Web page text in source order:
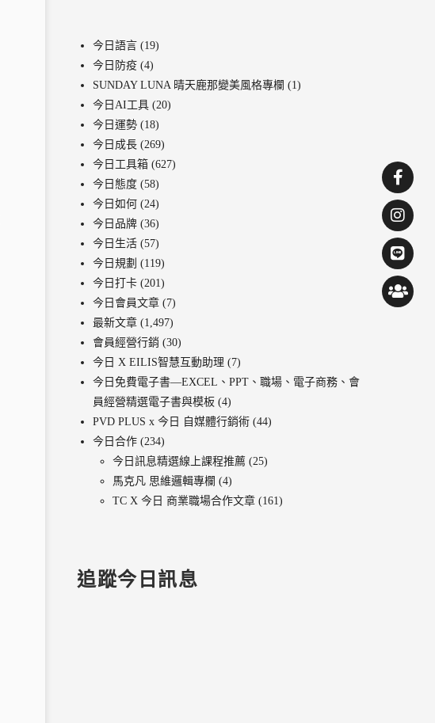
今日語言 (19)
今日防疫 (4)
SUNDAY LUNA 晴天鹿那變美風格專欄 (1)
今日AI工具 (20)
今日運勢 (18)
今日成長 (269)
今日工具箱 (627)
今日態度 (58)
今日如何 (24)
今日品牌 (36)
今日生活 (57)
今日規劃 (119)
今日打卡 (201)
今日會員文章 (7)
最新文章 (1,497)
會員經營行銷 (30)
今日 X EILIS智慧互動助理 (7)
今日免費電子書—EXCEL、PPT、職場、電子商務、會
員經營精選電子書與模板 (4)
PVD PLUS x 今日 自媒體行銷術 (44)
今日合作 (234)
今日訊息精選線上課程推薦 (25)
馬克凡 思維邏輯專欄 (4)
TC X 今日 商業職場合作文章 (161)
追蹤今日訊息